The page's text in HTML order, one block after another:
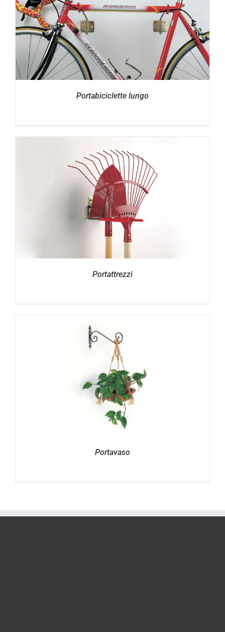
Portabiciclette lungo
Portattrezzi
Portavaso